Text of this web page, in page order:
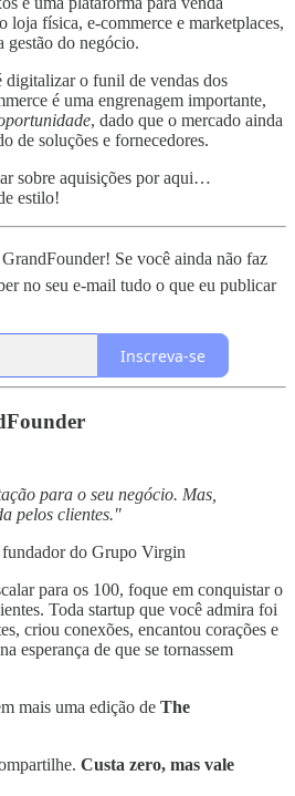
loja física, e-commerce e marketplaces,
gestão do negócio.
o funil de vendas dos
é uma engrenagem importante,
, dado que o mercado ainda
de soluções e fornecedores.
sobre aquisições por aqui…
estilo!
Se você ainda não faz
no seu e-mail tudo o que eu publicar
Inscreva-se
para o seu negócio. Mas,
pelos clientes."
do Grupo Virgin
para os 100, foque em conquistar o
Toda startup que você admira foi
criou conexões, encantou corações e
esperança de que se tornassem
mais uma edição de The
Custa zero, mas vale